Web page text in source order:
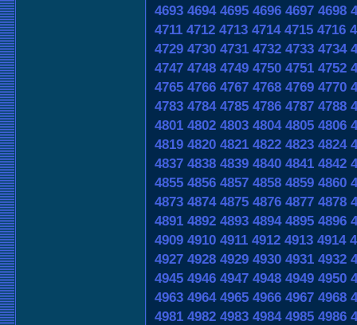
4693 4694 4695 4696 4697 4698
4711 4712 4713 4714 4715 4716
4729 4730 4731 4732 4733 4734
4747 4748 4749 4750 4751 4752
4765 4766 4767 4768 4769 4770
4783 4784 4785 4786 4787 4788
4801 4802 4803 4804 4805 4806
4819 4820 4821 4822 4823 4824
4837 4838 4839 4840 4841 4842
4855 4856 4857 4858 4859 4860
4873 4874 4875 4876 4877 4878
4891 4892 4893 4894 4895 4896
4909 4910 4911 4912 4913 4914
4927 4928 4929 4930 4931 4932
4945 4946 4947 4948 4949 4950
4963 4964 4965 4966 4967 4968
4981 4982 4983 4984 4985 4986